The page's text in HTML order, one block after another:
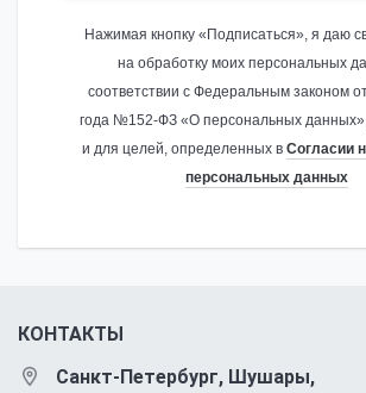
Нажимая кнопку «Подписаться», я даю
на обработку моих персональных
соответствии с Федеральным законом
года №152-ФЗ «О персональных
и для целей, определенных в Согласии
персональных данных
КОНТАКТЫ
Санкт-Петербург, Шушары,